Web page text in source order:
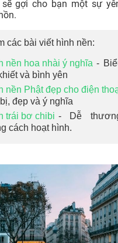
gợi cho bạn một sự
các bài viết hình nền:
nền hoa nhài ý nghĩa -
và bình yên
nền Phật đẹp cho điện
đẹp và ý nghĩa
trái bơ chibi - Dễ
cách hoạt hình.